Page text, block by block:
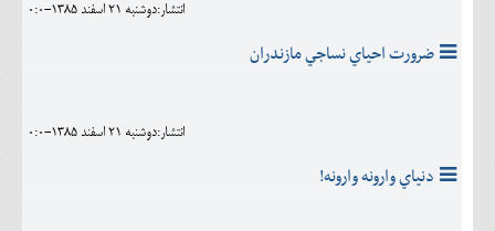
انتشار:دوشنبه 21 اسفند 1385-0:0
ضرورت احياي نساجي مازندران
انتشار:دوشنبه 21 اسفند 1385-0:0
دنياي وارونه وارونه!